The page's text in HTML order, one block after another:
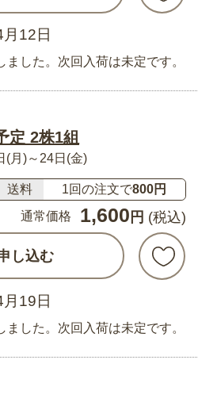
12日
した。次回入荷は未定です。
定 2株1組
(月)～24日(金)
送料 1回の注文で800円
通常価格
1,600 円 (税込)
し込む
19日
した。次回入荷は未定です。